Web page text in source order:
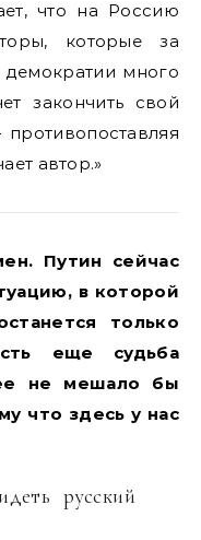
что на Россию
которые за
много
закончить свой
автор.»
Путин сейчас
в которой
только
еще судьба
не мешало бы
что здесь у нас
русский